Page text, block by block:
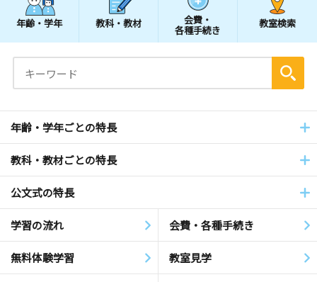
年齢・学年 教科・教材 会費・
各種手続き
教室検索
年齢・学年ごとの特長
教科・教材ごとの特長
公文式の特長
学習の流れ 会費・各種手続き
無料体験学習 教室見学